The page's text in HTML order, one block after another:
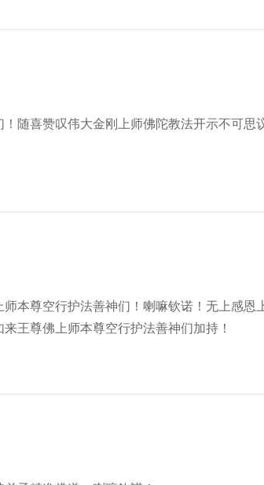
随喜赞叹伟大金刚上师佛陀教法开示不可思
本尊空行护法善神们！喇嘛钦诺！无上感恩
王尊佛上师本尊空行护法善神们加持！